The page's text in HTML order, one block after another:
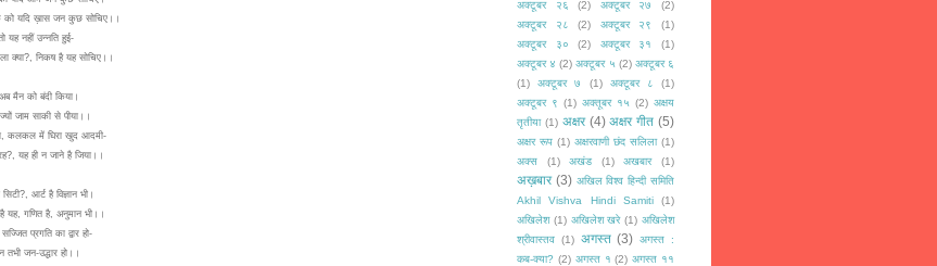
को यदि ख़ास जन कुछ सोचिए।।
यह नहीं उन्नति हुई-
क्या?, निकष है यह सोचिए।।
मैन को बंदी किया।
जाम साकी से पीया।।
कलकल में घिरा खुद आदमी-
यह ही न जाने है जिया।।
आर्ट है विज्ञान भी।
यह, गणित है, अनुमान भी।।
प्रगति का द्वार हो-
तभी जन-उद्धार हो।।
अक्टूबर २६
(2) अक्टूबर २७
(2)
अक्टूबर २८
(2) अक्टूबर २९
(1)
अक्टूबर ३०
(2) अक्टूबर ३१
(1)
अक्टूबर ४ (2) अक्टूबर ५ (2) अक्टूबर ६
(1)
अक्टूबर ७ (1) अक्टूबर ८
(1)
अक्टूबर ९ (1) अक्तूबर १५ (2) अक्षय
तृतीया (1) अक्षर (4) अक्षर गीत (5)
अक्षर रूप (1) अक्षरवाणी छंद सलिला (1)
अक्स
(1) अखंड (1) अखबार (1)
अख़बार (3) अखिल विश्व हिन्दी समिति
Akhil Vishva Hindi Samiti
(1)
अखिलेश (1) अखिलेश खरे (1) अखिलेश
श्रीवास्तव (1) अगस्त (3) अगस्त :
कब-क्या? (2) अगस्त १ (2) अगस्त ११